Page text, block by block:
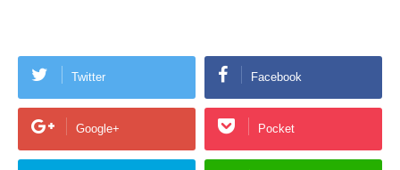
Twitter Facebook
Google+ Pocket